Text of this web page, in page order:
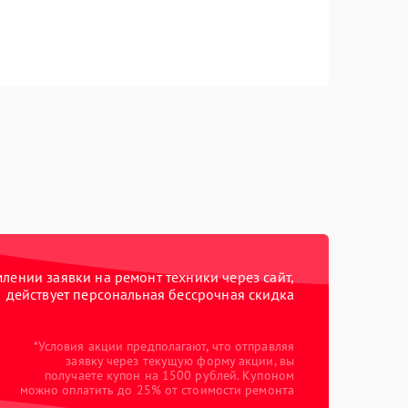
заявки на ремонт техники через сайт,
действует персональная бессрочная скидка
*Условия акции предполагают, что отправляя
заявку через текущую форму акции, вы
получаете купон на 1500 рублей. Купоном
можно оплатить до 25% от стоимости ремонта